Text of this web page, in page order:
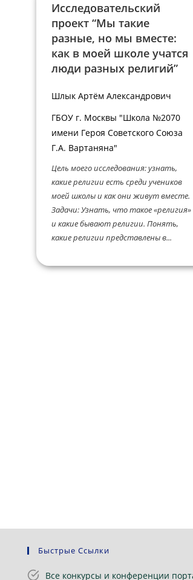
Исследовательский
проект “Мы такие
разные, но мы вместе:
как в моей школе учатся
люди разных религий”
Шлык Артём Александрович
ГБОУ г. Москвы "Школа №2070
имени Героя Советского Союза
Г.А. Вартаняна"
Цель моего исследования: узнать,
какие религии есть среди учеников
моей школы и как они живут вместе.
Задачи: Узнать, что такое «религия»
и какие бывают религии. Понять,
какие религии представлены в...
Быстрые Ссылки
Все конкурсы и конференции